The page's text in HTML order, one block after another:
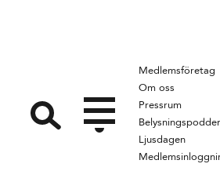
Medlemsföretag
Om oss
Pressrum
Ljusdagen